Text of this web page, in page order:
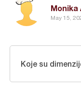
Monika
May 15,
Koje su